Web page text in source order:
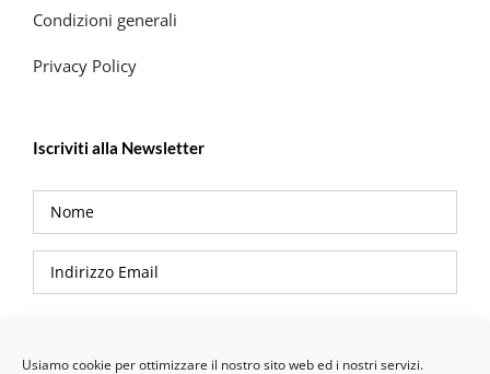
Usiamo cookie per ottimizzare il nostro sito web ed i nostri servizi.
Condizioni generali
Privacy Policy
Iscriviti alla Newsletter